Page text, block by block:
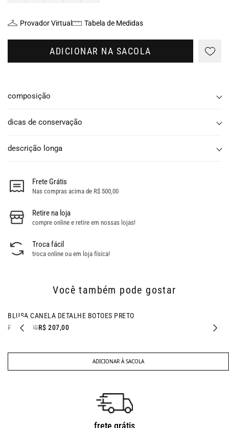
Provador Virtual Tabela de Medidas
ADICIONAR NA SACOLA
composição
dicas de conservação
descrição longa
Frete Grátis
Nas compras acima de R$ 500,00
Retire na loja
compre online e retire em nossas lojas!
Troca fácil
troca online ou em loja física!
Você também pode gostar
- 9% OFF
BLUSA CANELA DETALHE BOTOES PRETO
R$ 227,00R$ 207,00
ADICIONAR À SACOLA
frete grátis